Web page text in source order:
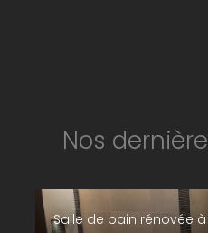
Nos
Salle de bain rénovée